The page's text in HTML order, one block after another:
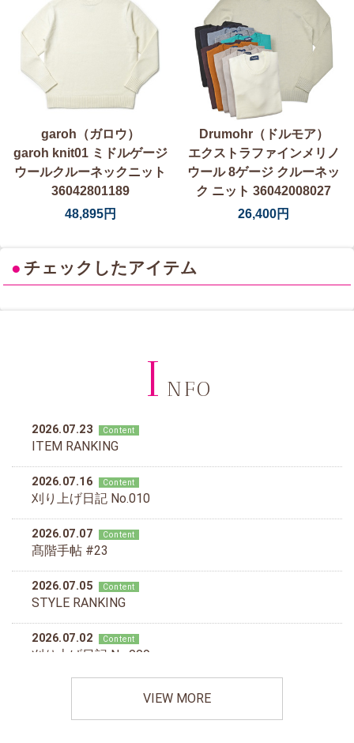
garoh（ガロウ）
garoh knit01 ミドルゲージ
ウールクルーネックニット
36042801189
48,895円
Drumohr（ドルモア）
エクストラファインメリノ
ウール 8ゲージ クルーネッ
ク ニット 36042008027
26,400円
● チェックしたアイテム
I NFO
VIEW MORE